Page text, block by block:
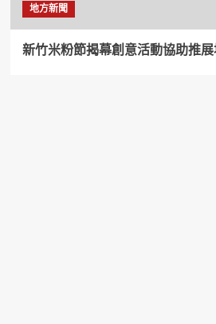
地方新聞
新竹米粉節揭幕創意活動協助推